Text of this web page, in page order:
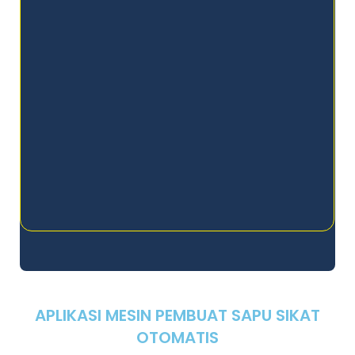
APLIKASI MESIN PEMBUAT SAPU SIKAT
OTOMATIS